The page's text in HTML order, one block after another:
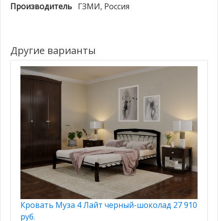
Производитель ГЗМИ, Россия
Другие варианты
Кровать Муза 4 Лайт черный-шоколад 27 910
руб.